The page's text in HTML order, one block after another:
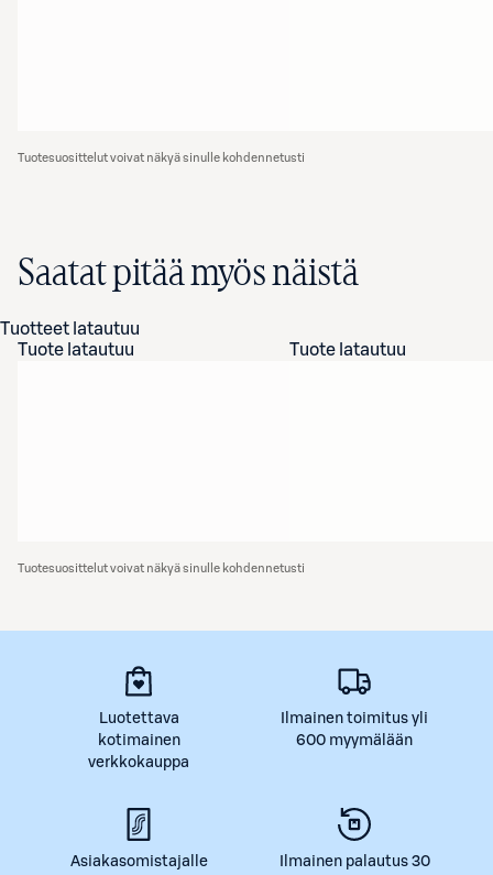
Tuotesuosittelut voivat näkyä sinulle kohdennetusti
Saatat pitää myös näistä
Tuotteet latautuu
Tuote latautuu
Tuote latautuu
Tuotesuosittelut voivat näkyä sinulle kohdennetusti
Luotettava
kotimainen
verkkokauppa
Ilmainen toimitus yli
600 myymälään
Asiakasomistajalle
Ilmainen palautus 30